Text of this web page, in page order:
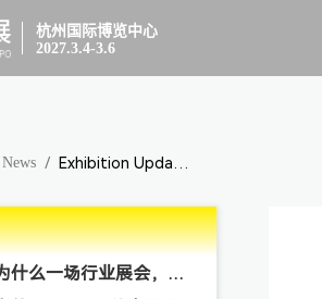
杭州国际博览中心
2027.3.4-3.6
News / Exhibition Updates
一、 为什么一场行业展会，需要主题？